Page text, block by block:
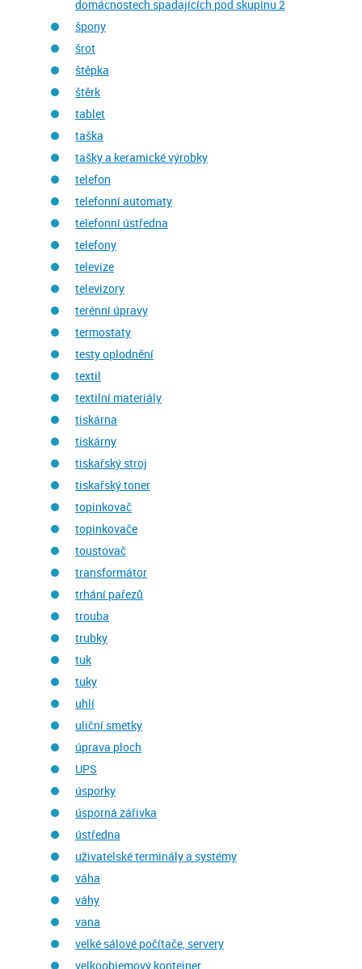
domácnostech spadajících pod skupinu 2
špony
šrot
štěpka
štěrk
tablet
taška
tašky a keramické výrobky
telefon
telefonní automaty
telefonní ústředna
telefony
televize
televizory
terénní úpravy
termostaty
testy oplodnění
textil
textilní materiály
tiskárna
tiskárny
tiskařský stroj
tiskařský toner
topinkovač
topinkovače
toustovač
transformátor
trhání pařezů
trouba
trubky
tuk
tuky
uhlí
uliční smetky
úprava ploch
UPS
úsporky
úsporná zářivka
ústředna
uživatelské terminály a systémy
váha
váhy
vana
velké sálové počítače, servery
velkoobjemový kontejner